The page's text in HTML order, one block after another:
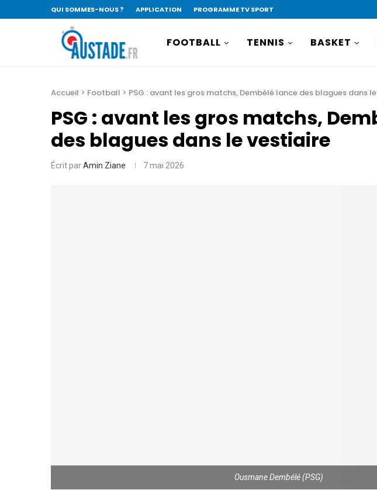
QUI SOMMES-NOUS ? APPLICATION PROGRAMME TV SPORT
FOOTBALL TENNIS BASKET
Accueil > Football > PSG : avant les gros matchs, Dembélé lance des blagues dans
PSG : avant les gros matchs,
des blagues dans le vestiaire
Écrit parAmin Ziane 7 mai 2026
Ousmane Dembélé (PSG)